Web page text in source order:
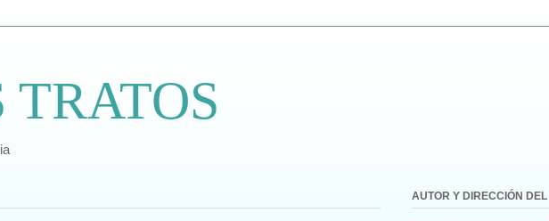
TRATOS
AUTOR Y DIRECCIÓN